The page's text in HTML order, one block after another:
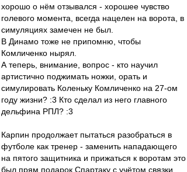
хорошо о нём отзывался - хорошее чувство
голевого момента, всегда нацелен на ворота, в
симуляциях замечен не был.
В Динамо тоже не припомню, чтобы
Комличенко нырял.
А теперь, внимание, вопрос - кто научил
артистично поджимать ножки, орать и
симулировать Коленьку Комличенко на 27-ом
году жизни? :3 Кто сделал из него главного
дельфина РПЛ? :3
Карпин продолжает пытаться разобраться в
футболе как тренер - заменить нападающего
на пятого защитника и прижаться к воротам это
был прям подарок Спартаку с учётом связки